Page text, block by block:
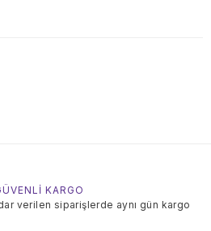
KARGO
verilen siparişlerde aynı gün kargo